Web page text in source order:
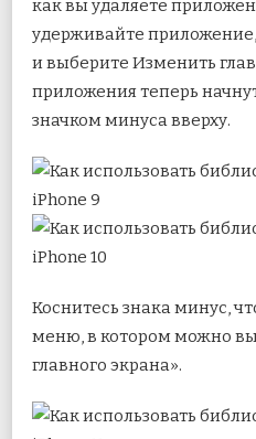
как вы удаляете
удерживайте приложение,
и выберите Изменить
приложения теперь
значком минуса вверху.
Коснитесь знака минус,
меню, в котором можно
главного экрана».